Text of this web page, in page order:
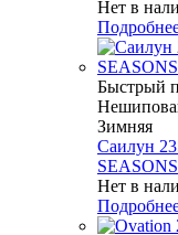
Нет в
Быстрый
Зимняя
Саилун
SEASONS
Нет в